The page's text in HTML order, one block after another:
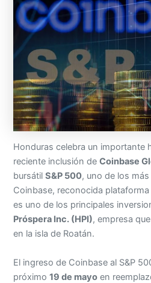
Honduras celebra un importante
reciente inclusión deCoinbase
bursátilS&P 500, uno de los
Coinbase, reconocida
es uno de los principales
Próspera Inc. (HPI), empresa
en la isla de Roatán.
El ingreso de Coinbase al S&P
próximo19 de mayo en